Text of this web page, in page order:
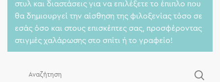
στυλ και διαστάσεις για να επιλέξετε το έπιπλο που
θα δημιουργεί την αίσθηση της φιλοξενίας τόσο σε
εσάς όσο και στους επισκέπτες σας, προσφέροντας
στιγμές χαλάρωσης στο σπίτι ή το γραφείο!